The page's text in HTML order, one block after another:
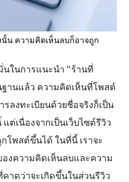
นั้น ความคิดเห็นลบก็อาจถูก
ในการแนะนำ “ร้านที่
านแล้ว ความคิดเห็นที่โพสต์
ลงทะเบียนด้วยชื่อจริงก็เป็น
ต่เนื่องจากเป็นเว็บไซต์รีวิว
โพสต์ขึ้นได้ ในที่นี้ เราจะ
องความคิดเห็นลบและความ
าดว่าจะเกิดขึ้นในส่วนรีวิว